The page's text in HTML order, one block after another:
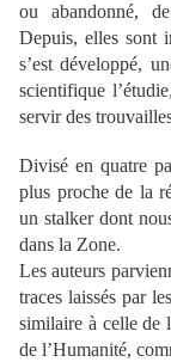
ou abandonné,
Depuis, elles sont
s’est développé,
scientifique
servir des
Divisé en quatre
plus proche de la
un stalker dont
dans la Zone.
Les auteurs
traces laissés par
similaire à celle de
de l’Humanité,